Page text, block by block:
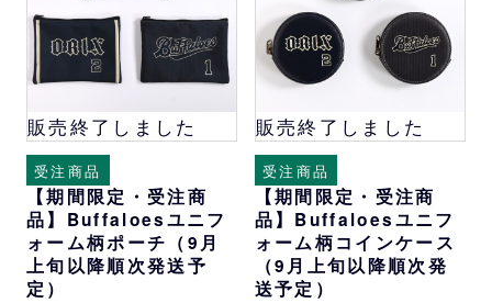
販売終了しました
受注商品
【期間限定・受注商
品】Buffaloesユニフ
ォーム柄ポーチ（9月
上旬以降順次発送予
定）
販売終了しました
受注商品
【期間限定・受注商
品】Buffaloesユニフ
ォーム柄コインケース
（9月上旬以降順次発
送予定）